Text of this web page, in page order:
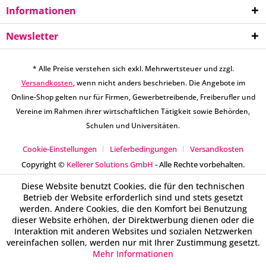
Informationen
Newsletter
* Alle Preise verstehen sich exkl. Mehrwertsteuer und zzgl.
Versandkosten, wenn nicht anders beschrieben. Die Angebote im
Online-Shop gelten nur für Firmen, Gewerbetreibende, Freiberufler und
Vereine im Rahmen ihrer wirtschaftlichen Tätigkeit sowie Behörden,
Schulen und Universitäten.
Cookie-Einstellungen Lieferbedingungen
Versandkosten
Copyright © Kellerer Solutions GmbH - Alle Rechte vorbehalten.
Diese Website benutzt Cookies, die für den technischen
Betrieb der Website erforderlich sind und stets gesetzt
werden. Andere Cookies, die den Komfort bei Benutzung
dieser Website erhöhen, der Direktwerbung dienen oder die
Interaktion mit anderen Websites und sozialen Netzwerken
vereinfachen sollen, werden nur mit Ihrer Zustimmung gesetzt.
Mehr Informationen